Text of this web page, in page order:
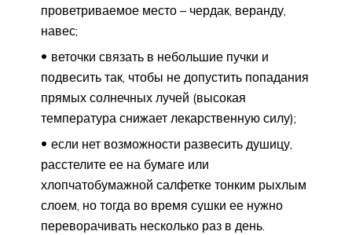
проветриваемое место – чердак, веранду,
навес;
веточки связать в небольшие пучки и
подвесить так, чтобы не допустить попадания
прямых солнечных лучей (высокая
температура снижает лекарственную силу);
если нет возможности развесить душицу,
расстелите ее на бумаге или
хлопчатобумажной салфетке тонким рыхлым
слоем, но тогда во время сушки ее нужно
переворачивать несколько раз в день.